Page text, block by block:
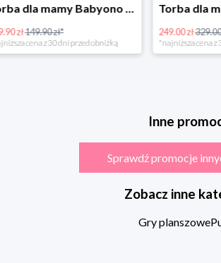
Torba dla mamy Babyono 1507/01 Comfort Chic w super cenie
zł*
30 dni przed obniżką
329.00 zł*
*najniższa cena z 30 dni przed
Inne
Sprawdź promocje
Zobacz inne
Gry planszowe